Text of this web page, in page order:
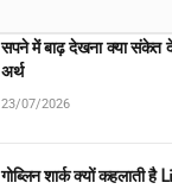
सपने में बाढ़ देखना क्या संकेत
अर्थ
23/07/2026
गोब्लिन शार्क क्यों